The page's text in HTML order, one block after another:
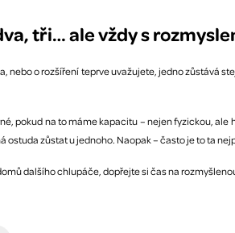
tři… ale vždy s
nebo o rozšíření teprve uvažujete, jedno zůstává
pokud na to máme kapacitu – nejen fyzickou,
ostuda zůstat u jednoho. Naopak – často je to ta
dalšího chlupáče, dopřejte si čas na